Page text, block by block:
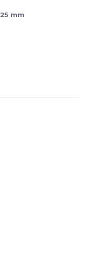
25 mm